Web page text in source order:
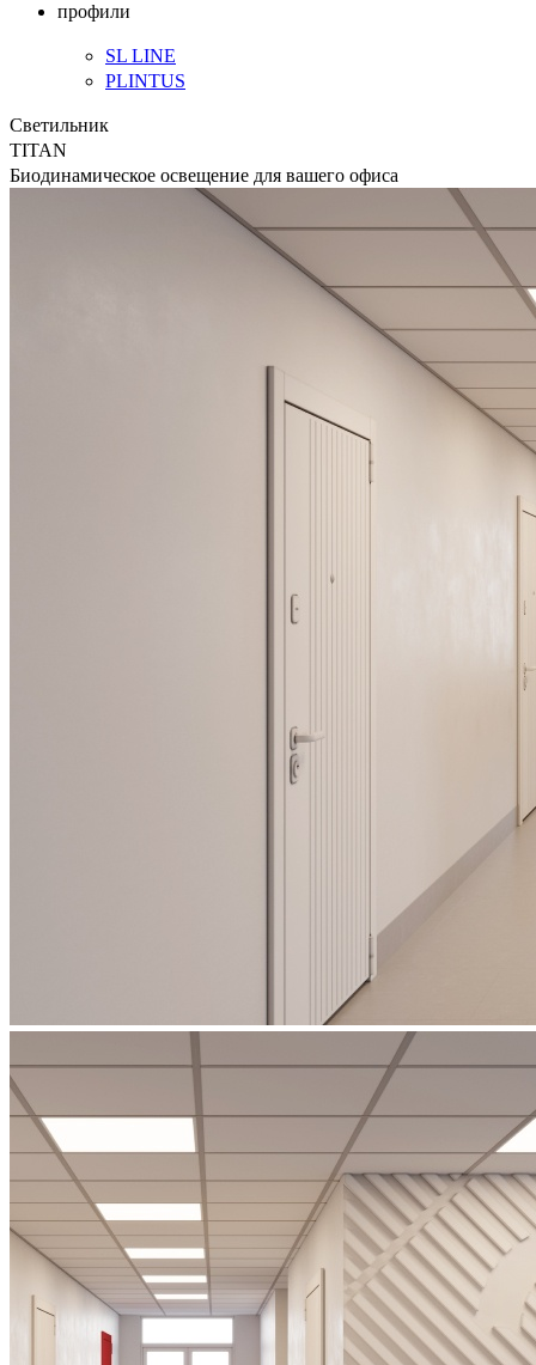
профили
SL LINE
PLINTUS
Светильник
TITAN
Биодинамическое освещение для вашего офиса